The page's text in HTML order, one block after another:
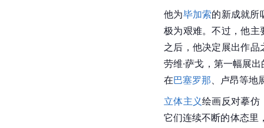
他为毕加索的新成就所
极为艰难。不过，他主
之后，他决定展出作
劳维·萨戈，第一幅展
在巴塞罗那 卢昂等地
立体主义绘画反对摹仿
它们连续不断的体态里